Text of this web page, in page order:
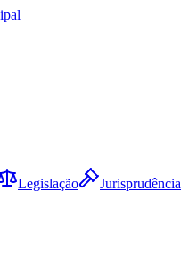
Legislação Jurisprudência